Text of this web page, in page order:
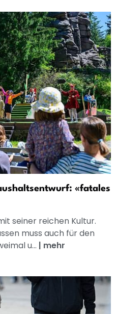
«fatales
seiner reichen Kultur.
muss auch für den
u... | mehr